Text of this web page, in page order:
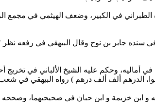
في الكبير، وضعف الهيثمي في ‏مجمع
جابر بن نوح وقال البيهقي في ‏رفعه نظر
الدرهم ألف ألف درهم ) رواه ‏البيهقي في
و ابن خزيمة و ابن حبان في ‏صحيحيهما، وصححه